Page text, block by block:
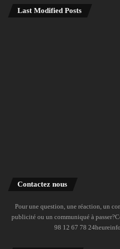
Last Modified Posts
Contactez nous
Pour une question, une réaction, un
publicité ou un communiqué à
98 12 67 78